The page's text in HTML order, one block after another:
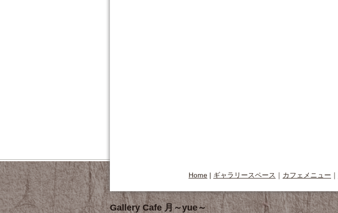
Home | ギャラリースペース ｜ カフェメニュー ｜
Gallery Cafe 月～yue～